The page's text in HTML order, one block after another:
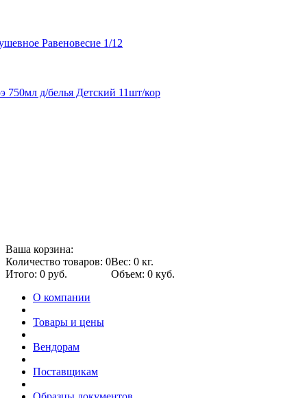
Равеновесие 1/12
д/белья Детский 11шт/кор
Ваша корзина:
Количество товаров: 0Вес: 0 кг.
Итого: 0 руб.
Объем: 0 куб.
О компании
Товары и цены
Вендорам
Поставщикам